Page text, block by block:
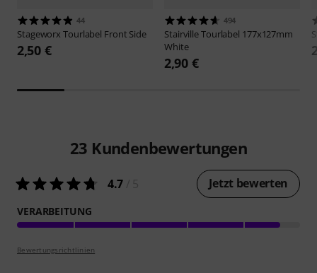
44
StageworxTourlabel Front Side
2,50 €
494
StairvilleTourlabel 177x127mm
White
2,90 €
23 Kundenbewertungen
4.7 Jetzt bewerten
VERARBEITUNG
Bewertungsrichtlinien